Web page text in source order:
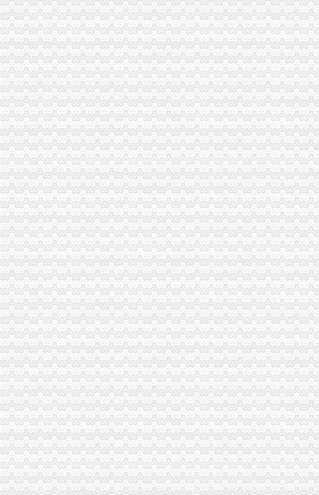
2017年一站式代理注册公司流程及费用得多少钱-郑州久之荣财务服
重庆家民企财务公司“力帆财务有限公司”正式开业-旅游频道-华龙网
六安市鸿远财务有限公司
清华控股集团财务有限公司
长沙财务咨询公司_长沙代理记账公司_长沙会计服务代办_长沙恒川财
深圳代理注册公司|深圳财务公司|专业注册深圳公司天天价
财务公司盈利能力有待提高_财经频道_同花顺财经
央企财务公司谋变-新闻频道-和讯网
无锡财务公司,无锡财务外包,无锡财务顾问,无锡财税顾问,无
天津代理记账-天津代理记账公司-天津财务公司-天津代办营业执照-天津
榆林代理注册公司_榆林代理记账_榆林工商代办_榆林财务公司_榆林
财务公司如何向产业银行转型-银行频道-和讯网
页
广州注册公司_广州工商注册_广州公司注册代理-广州角斗士财务,专
昆明财务代理记账,昆明税务代理,昆明财务公司-昆明卓远财务管理
海南博利通财务咨询有限公司
广州浩轩财税-广州财务公司|广州财税公司
某建筑公司财务制度（转载）_会计_天涯论坛_天涯社区
页--天津市滨海财务服务中心
《公司财务管理》100篇第一文库网
上市公司频财务造丑闻-股票频道-金融界
西安财务公司/公司注册,西安代办营业执照,西安工商注册/代办公司-
保会通财务软件,保会软件官网
广州澄朗财务咨询有限公司,广州注册公司,大石财务公司,大石注
苏州代理记账公司_苏州代办注册公司_苏州代办营业执照_哪家好_苏州
224家财务公司2015年净赚584亿元_新浪新闻
公司财务会计-法律快车公司法
大连公司注册|大连注册公司|大连代办公司|大连财务代理|大连代理记帐
广州鸿顺财务咨询有限公司_创业好帮手
西安注册公司_西安代理注册公司_西安财务公司_财税代理_社保代办-
成都哪家财务公司比较专业
财务公司迎资产证券化机遇_财经_环球网
深圳代理记账【宝安区松岗创利财务公司】沙井注册公司,公明出口退税